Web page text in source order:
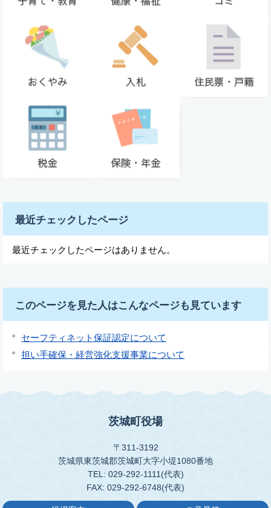
最近チェックしたページ
最近チェックしたページはありません。
このページを見た人はこんなページも見ています
セーフティネット保証認定について
担い手確保・経営強化支援事業について
茨城町役場
〒311-3192
茨城県東茨城郡茨城町大字小堤1080番地
TEL: 029-292-1111(代表)
FAX: 029-292-6748(代表)